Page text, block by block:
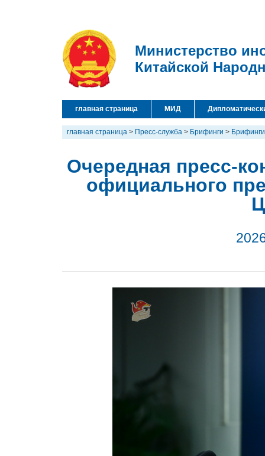
Министерство
Китайской
главная страница МИД
главная страница > Пресс-служба > Брифинги > Брифинги
Очередная пресс-
официального